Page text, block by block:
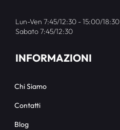
Lun-Ven 7:45/12:30 - 15:00/18:30
Sabato 7:45/12:30
INFORMAZIONI
Chi Siamo
Contatti
Blog